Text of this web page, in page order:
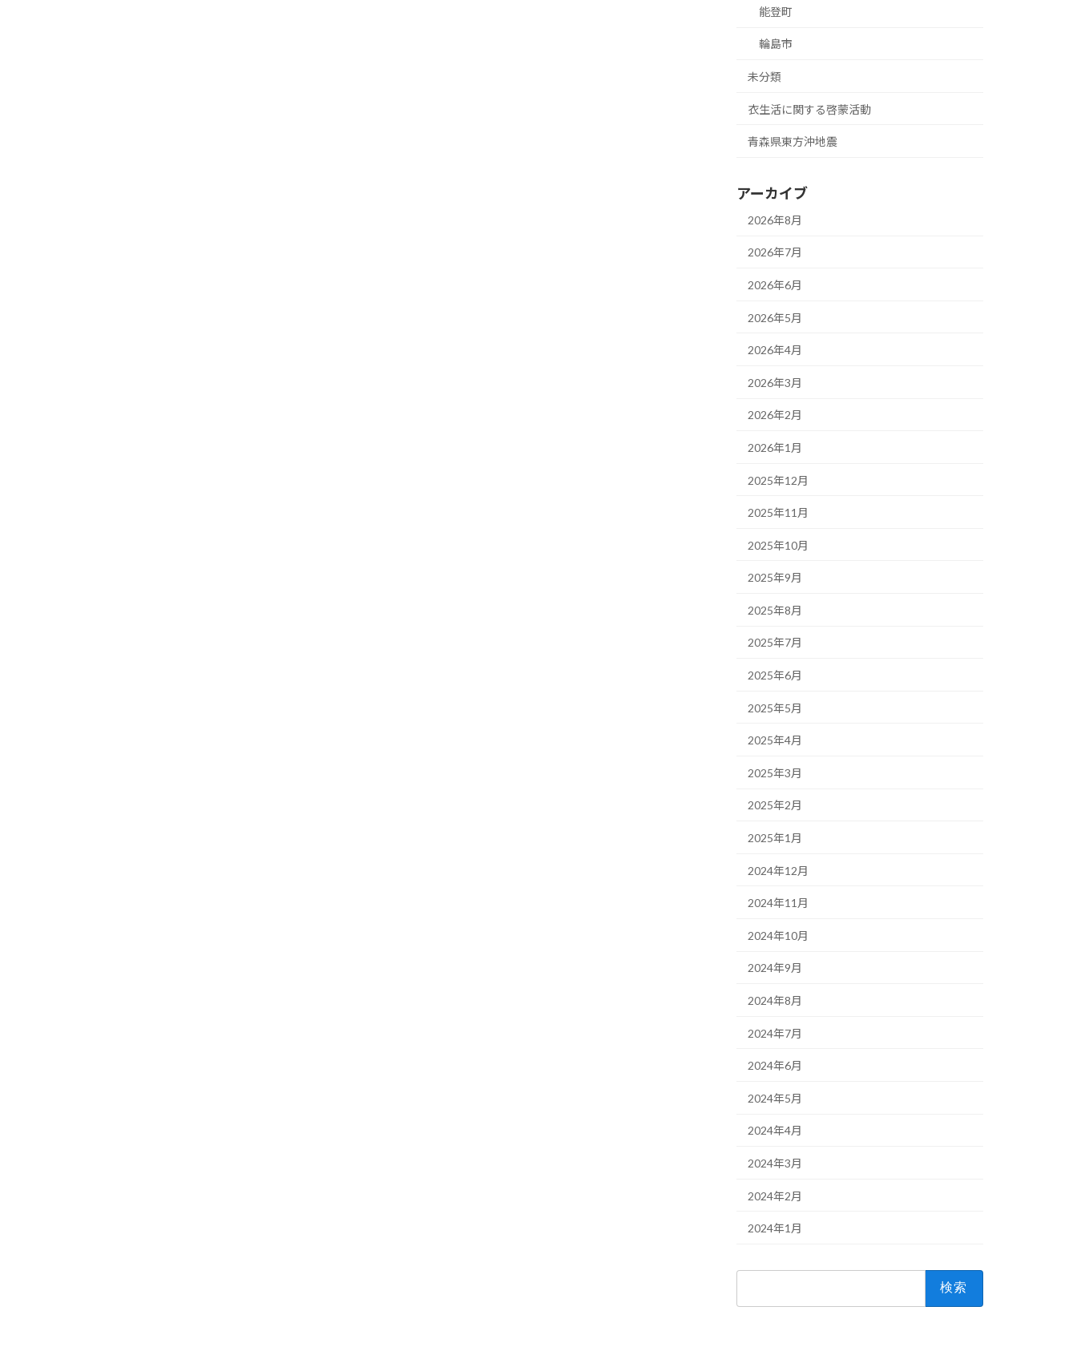
能登町
輪島市
未分類
衣生活に関する啓蒙活動
青森県東方沖地震
アーカイブ
2026年8月
2026年7月
2026年6月
2026年5月
2026年4月
2026年3月
2026年2月
2026年1月
2025年12月
2025年11月
2025年10月
2025年9月
2025年8月
2025年7月
2025年6月
2025年5月
2025年4月
2025年3月
2025年2月
2025年1月
2024年12月
2024年11月
2024年10月
2024年9月
2024年8月
2024年7月
2024年6月
2024年5月
2024年4月
2024年3月
2024年2月
2024年1月